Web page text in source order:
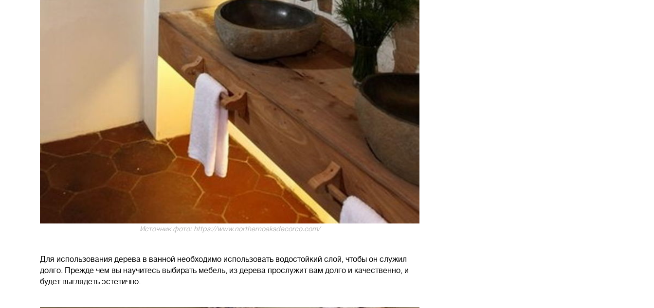
Источник фото: https://www.northernoaksdecorco.com/
Для использования дерева в ванной необходимо использовать водостойкий слой, чтобы он служил
долго. Прежде чем вы научитесь выбирать мебель, из дерева прослужит вам долго и качественно, и
будет выглядеть эстетично.